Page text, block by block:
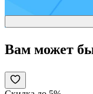
Вам может